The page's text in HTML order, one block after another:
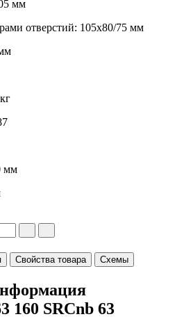
мм
отверстий: 105x80/75 мм
мм
Свойства товара Схемы
160 SRCnb 63